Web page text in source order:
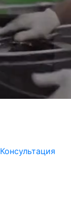
Консультация